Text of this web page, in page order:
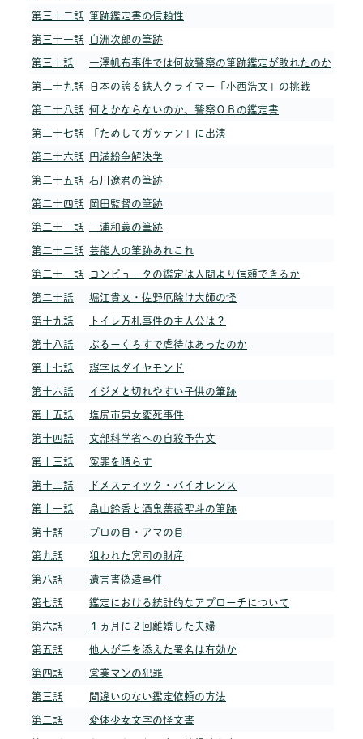
第三十二話 筆跡鑑定書の信頼性
第三十一話 白洲次郎の筆跡
第三十話 一澤帆布事件では何故警察の筆跡鑑定が敗れたのか
第二十九話 日本の誇る鉄人クライマー「小西浩文」の挑戦
第二十八話 何とかならないのか、警察ＯＢの鑑定書
第二十七話 「ためしてガッテン」に出演
第二十六話 円満紛争解決学
第二十五話 石川遼君の筆跡
第二十四話 岡田監督の筆跡
第二十三話 三浦和義の筆跡
第二十二話 芸能人の筆跡あれこれ
第二十一話 コンピュータの鑑定は人間より信頼できるか
第二十話 堀江貴文・佐野厄除け大師の怪
第十九話 トイレ万札事件の主人公は？
第十八話 ぶるーくろすで虐待はあったのか
第十七話 誤字はダイヤモンド
第十六話 イジメと切れやすい子供の筆跡
第十五話 塩尻市男女変死事件
第十四話 文部科学省への自殺予告文
第十三話 冤罪を晴らす
第十二話 ドメスティック・バイオレンス
第十一話 畠山鈴香と酒鬼薔薇聖斗の筆跡
第十話 プロの目・アマの目
第九話 狙われた宮司の財産
第八話 遺言書偽造事件
第七話 鑑定における統計的なアプローチについて
第六話 １ヵ月に２回離婚した夫婦
第五話 他人が手を添えた署名は有効か
第四話 営業マンの犯罪
第三話 間違いのない鑑定依頼の方法
第二話 変体少女文字の怪文書